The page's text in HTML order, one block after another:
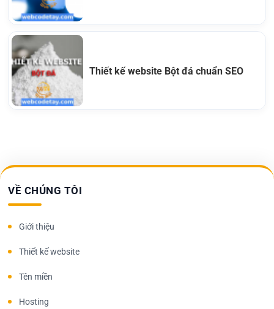
Thiết kế website Bột đá chuẩn SEO
VỀ CHÚNG TÔI
Giới thiệu
Thiết kế website
Tên miền
Hosting